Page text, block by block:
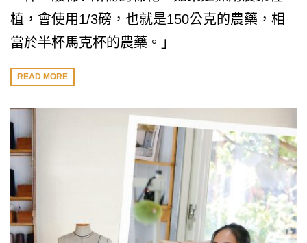
植，會使用1/3磅，也就是150公克的農藥，相
當於半杯馬克杯的農藥。」
READ MORE